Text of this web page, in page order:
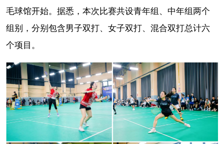
毛球馆开始。据悉，本次比赛共设青年组、中年组两个
组别，分别包含男子双打、女子双打、混合双打总计六
个项目。